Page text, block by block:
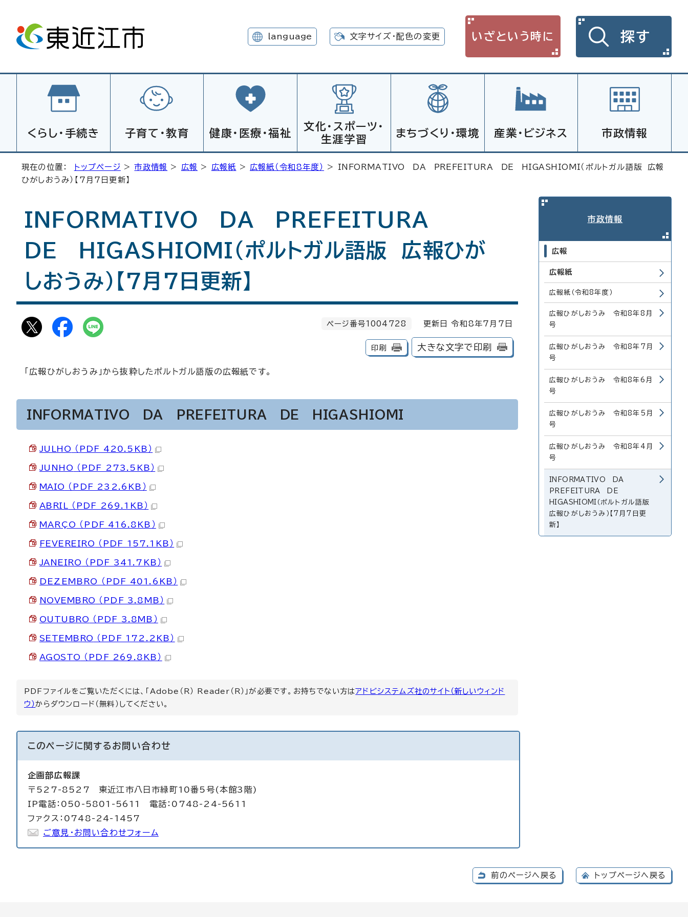
language 文字サイズ・配色の変更 いざという時に 探す
くらし・手続き 子育て・教育 健康・医療・福祉
文化・スポーツ・
生涯学習
まちづくり・環境 産業・ビジネス 市政情報
現在の位置： トップページ >市政情報 > 広報 > 広報紙 > 広報紙（令和8年度） > INFORMATIVO DA PREFEITURA DE HIGASHIOMI （ポルトガル語版 広報
ひがしおうみ）【7月7日更新】
INFORMATIVO DA PREFEITURA
DE HIGASHIOMI （ポルトガル語版 広報ひが
しおうみ）【7月7日更新】
ページ番号1004728 更新日 令和8年7月7日
印刷 大きな文字で印刷
「広報ひがしおうみ」から抜粋したポルトガル語版の広報紙です。
INFORMATIVO DA PREFEITURA DE HIGASHIOMI
JULHO （PDF 420.5KB）
JUNHO （PDF 273.5KB）
MAIO （PDF 232.6KB）
ABRIL （PDF 269.1KB）
MARÇO （PDF 416.8KB）
FEVEREIRO （PDF 157.1KB）
JANEIRO （PDF 341.7KB）
DEZEMBRO （PDF 401.6KB）
NOVEMBRO （PDF 3.8MB）
OUTUBRO （PDF 3.8MB）
SETEMBRO （PDF 172.2KB）
AGOSTO （PDF 269.8KB）
PDFファイルをご覧いただくには、「Adobe（R） Reader（R）」が必要です。お持ちでない方はアドビシステムズ社のサイト（新しいウィンド
ウ）からダウンロード（無料）してください。
このページに関する お問い合わせ
企画部広報課
〒527-8527 東近江市八日市緑町10番5号(本館3階)
IP電話：050-5801-5611 電話：0748-24-5611
ファクス：0748-24-1457
ご意見・お問い合わせフォーム
市政情報
広報
広報紙
広報紙（令和8年度）
広報ひがしおうみ 令和8年8月
号
広報ひがしおうみ 令和8年7月
号
広報ひがしおうみ 令和8年6月
号
広報ひがしおうみ 令和8年5月
号
広報ひがしおうみ 令和8年4月
号
INFORMATIVO DA
PREFEITURA DE
HIGASHIOMI
（ポルトガル語版
広報ひがしおうみ）【7月7日更
新】
前のページへ戻る トップページへ戻る